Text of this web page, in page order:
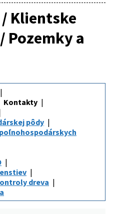
Klientske
Pozemky a
Kontakty
pôdy
dreva